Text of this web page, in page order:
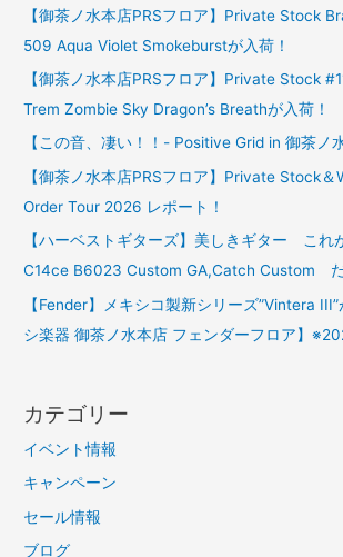
【御茶ノ水本店PRSフロア】Private Stock
509 Aqua Violet Smokeburstが入荷！
【御茶ノ水本店PRSフロア】Private Stock
Trem Zombie Sky Dragon’s Breathが入荷！
【この音、凄い！！- Positive Grid in 御茶ノ水
【御茶ノ水本店PRSフロア】Private Stock
Order Tour 2026 レポート！
【ハーベストギターズ】美しきギター これ
C14ce B6023 Custom GA,Catch Custom だ
【Fender】メキシコ製新シリーズ”Vintera
シ楽器 御茶ノ水本店 フェンダーフロア】
カテゴリー
イベント情報
キャンペーン
セール情報
ブログ